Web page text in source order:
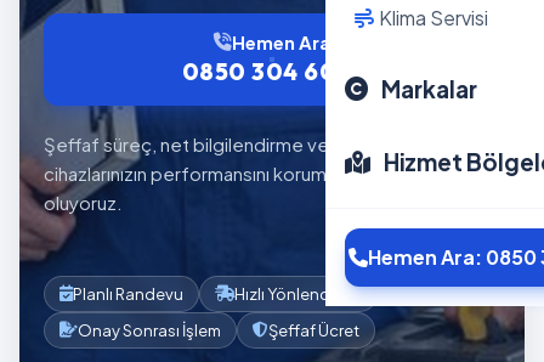
Klima Servisi
Markalar
Hizmet
Hemen Ara: 0850
Şeffaf süreç, net bilgilendirme ve planlı servis akışıyla
cihazlarınızın performansını korumaya yardımcı
oluyoruz.
Hemen Ara
0850 304 6012
Planlı Randevu
Hızlı Yönlendirme
Onay Sonrası İşlem
Şeffaf Ücret